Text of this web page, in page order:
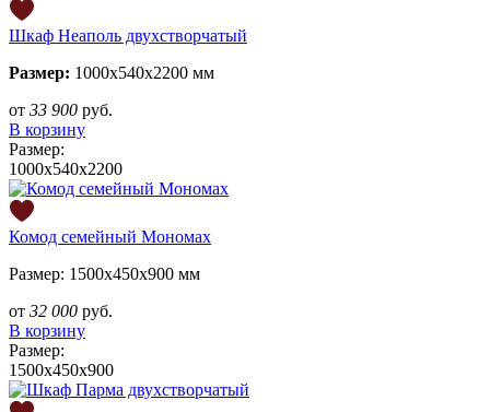
Шкаф Неаполь двухстворчатый
Размер: 1000х540х2200 мм
от 33 900 руб.
В корзину
Размер:
1000х540х2200
Комод семейный Мономах
Размер: 1500х450х900 мм
от 32 000 руб.
В корзину
Размер:
1500х450х900